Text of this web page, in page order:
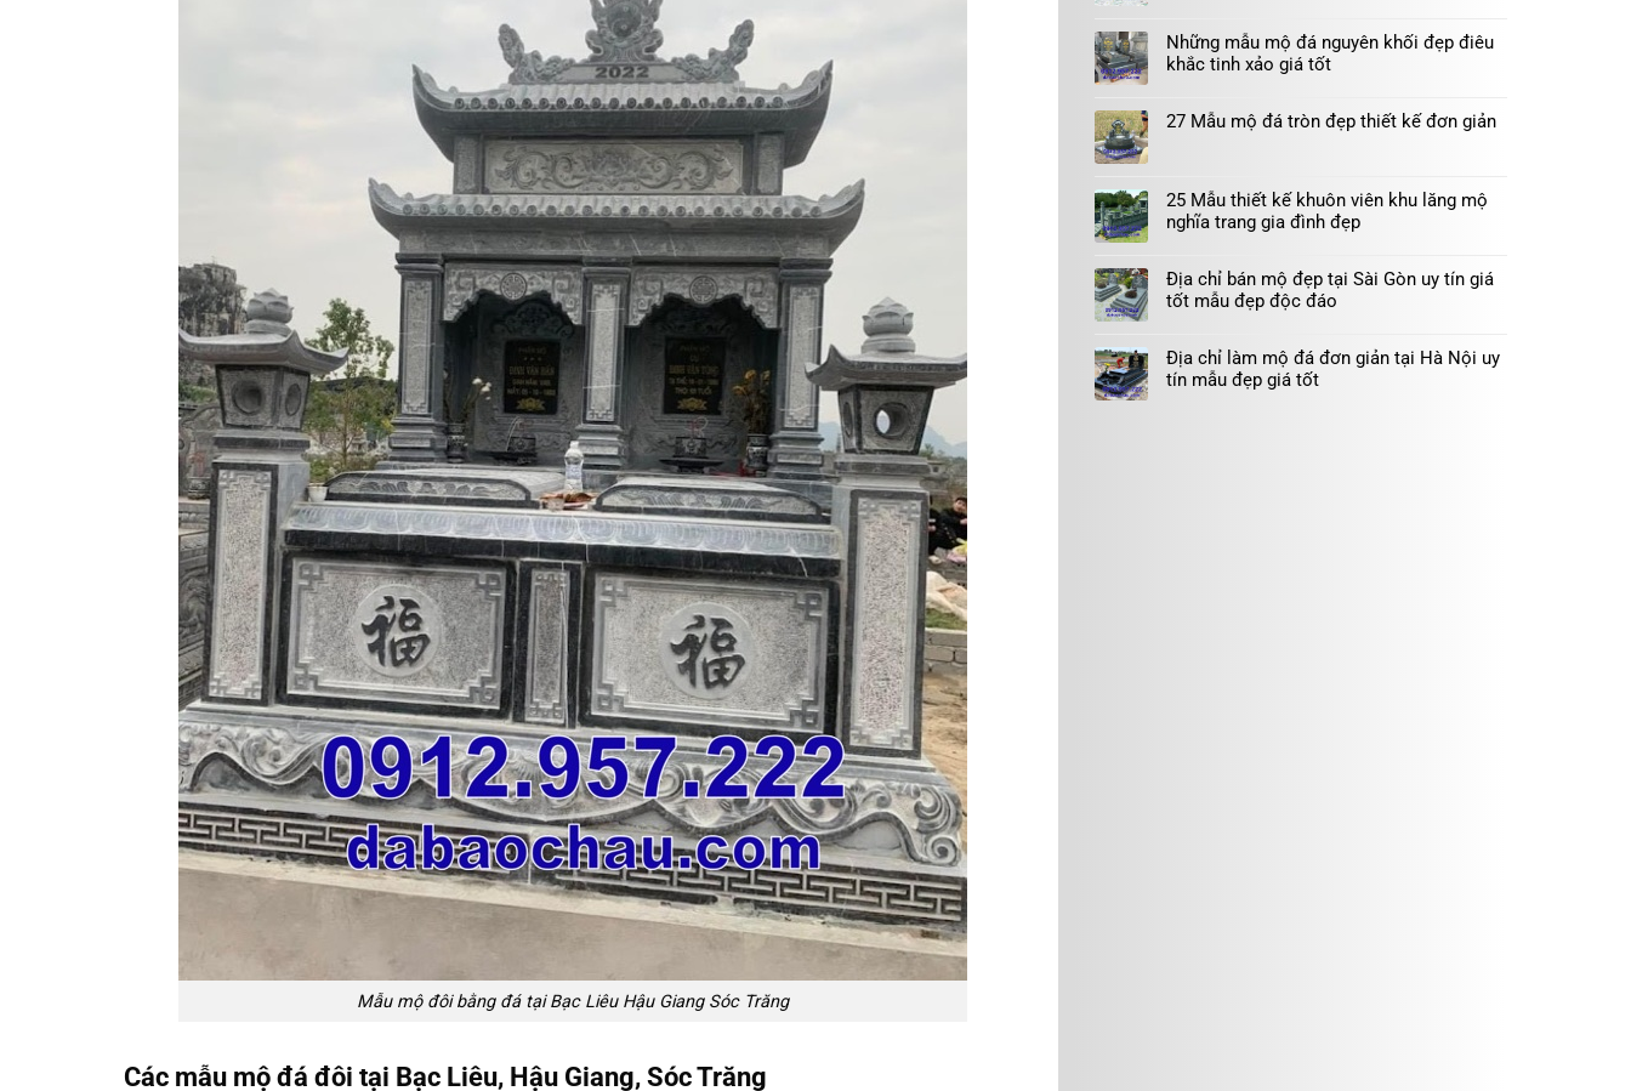
Mẫu mộ đôi bằng đá tại Bạc Liêu Hậu Giang Sóc Trăng
Các mẫu mộ đá đôi tại Bạc Liêu, Hậu Giang, Sóc Trăng
Những mẫu mộ đá nguyên khối đẹp điêu
khắc tinh xảo giá tốt
27 Mẫu mộ đá tròn đẹp thiết kế đơn giản
25 Mẫu thiết kế khuôn viên khu lăng mộ
nghĩa trang gia đình đẹp
Địa chỉ bán mộ đẹp tại Sài Gòn uy tín giá
tốt mẫu đẹp độc đáo
Địa chỉ làm mộ đá đơn giản tại Hà Nội uy
tín mẫu đẹp giá tốt